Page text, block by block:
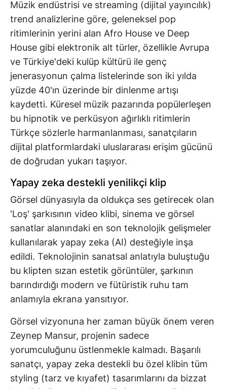
Müzik endüstrisi ve streaming (dijital yayıncılık)
trend analizlerine göre, geleneksel pop
ritimlerinin yerini alan Afro House ve Deep
House gibi elektronik alt türler, özellikle Avrupa
ve Türkiye'deki kulüp kültürü ile genç
jenerasyonun çalma listelerinde son iki yılda
yüzde 40'ın üzerinde bir dinlenme artışı
kaydetti. Küresel müzik pazarında popülerleşen
bu hipnotik ve perküsyon ağırlıklı ritimlerin
Türkçe sözlerle harmanlanması, sanatçıların
dijital platformlardaki uluslararası erişim gücünü
de doğrudan yukarı taşıyor.
Yapay zeka destekli yenilikçi klip
Görsel dünyasıyla da oldukça ses getirecek olan
'Loş' şarkısının video klibi, sinema ve görsel
sanatlar alanındaki en son teknolojik gelişmeler
kullanılarak yapay zeka (AI) desteğiyle inşa
edildi. Teknolojinin sanatsal anlatıyla buluştuğu
bu klipten sızan estetik görüntüler, şarkının
barındırdığı modern ve fütüristik ruhu tam
anlamıyla ekrana yansıtıyor.
Görsel vizyonuna her zaman büyük önem veren
Zeynep Mansur, projenin sadece
yorumculuğunu üstlenmekle kalmadı. Başarılı
sanatçı, yapay zeka destekli bu özel klibin tüm
styling (tarz ve kıyafet) tasarımlarını da bizzat